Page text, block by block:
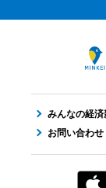
みんなの経
お問い合わせ